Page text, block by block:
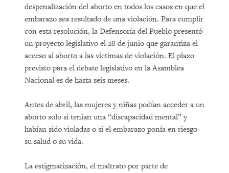
despenalización del aborto en todos los casos en que el
embarazo sea resultado de una violación. Para cumplir
con esta resolución, la Defensoría del Pueblo presentó
un proyecto legislativo el 28 de junio que garantiza el
acceso al aborto a las víctimas de violación. El plazo
previsto para el debate legislativo en la Asamblea
Nacional es de hasta seis meses.
Antes de abril, las mujeres y niñas podían acceder a un
aborto solo si tenían una “discapacidad mental” y
habían sido violadas o si el embarazo ponía en riesgo
su salud o su vida.
La estigmatización, el maltrato por parte de